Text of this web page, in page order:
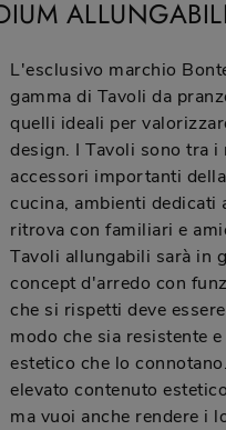
L'esclusivo marchio
gamma di Tavoli da
quelli ideali per
design. I Tavoli sono tra
accessori importanti
cucina, ambienti dedicati
ritrova con familiari e
Tavoli allungabili sarà in
concept d'arredo con
che si rispetti deve
modo che sia resistente
estetico che lo
elevato contenuto
ma vuoi anche rendere i